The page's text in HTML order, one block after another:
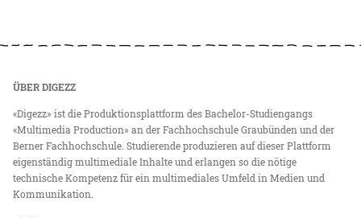
ÜBER DIGEZZ
«Digezz» ist die Produktionsplattform des Bachelor-Studiengangs
«Multimedia Production» an der Fachhochschule Graubünden und der
Berner Fachhochschule. Studierende produzieren auf dieser Plattform
eigenständig multimediale Inhalte und erlangen so die nötige
technische Kompetenz für ein multimediales Umfeld in Medien und
Kommunikation.